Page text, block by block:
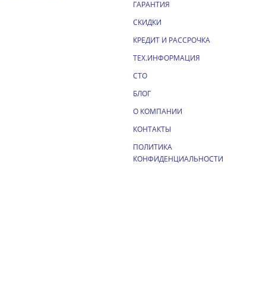
ГАРАНТИЯ
СКИДКИ
КРЕДИТ И РАССРОЧКА
ТЕХ.ИНФОРМАЦИЯ
СТО
БЛОГ
О КОМПАНИИ
КОНТАКТЫ
ПОЛИТИКА
КОНФИДЕНЦИАЛЬНОСТИ